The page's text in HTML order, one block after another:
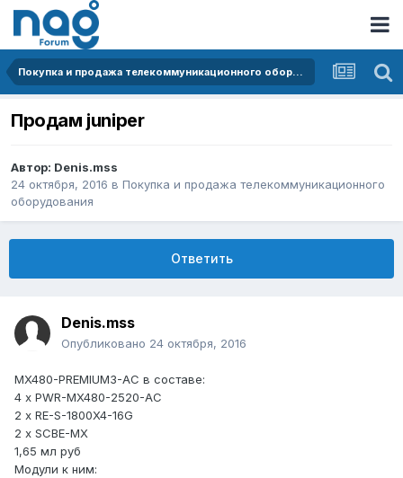
Покупка и продажа телекоммуникационного оборудования
Продам juniper
Автор: Denis.mss
24 октября, 2016 в Покупка и продажа телекоммуникационного
оборудования
Ответить
Denis.mss
Опубликовано 24 октября, 2016
MX480-PREMIUM3-AC в составе:
4 x PWR-MX480-2520-AC
2 x RE-S-1800X4-16G
2 x SCBE-MX
1,65 мл руб
Модули к ним: